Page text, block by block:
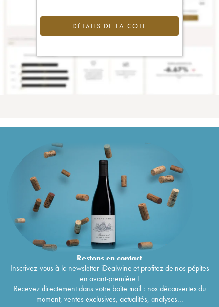
DÉTAILS DE LA COTE
Restons encontact
Inscrivez-vous à la newsletter iDealwine et profitez de nos pépites
en avant-première !
Recevez directement dans votre boîte mail : nos découvertes du
moment, ventes exclusives, actualités, analyses...